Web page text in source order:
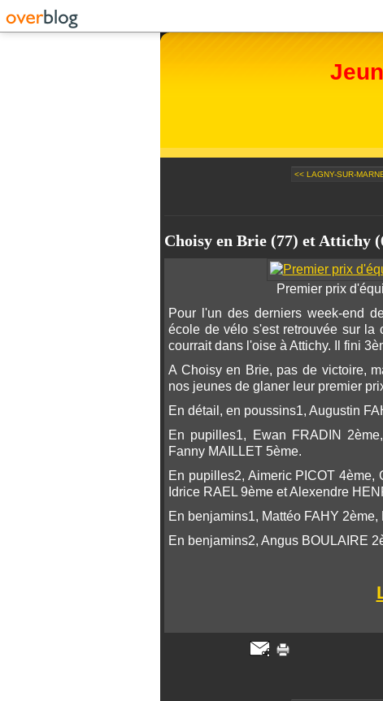
<< LAGNY-SUR-
Choisy en Brie (77) et Attichy
Premier prix
Pour l'un des derniers week-end
école de vélo s'est retrouvée sur la
courrait dans l'oise à Attichy. Il fini
A Choisy en Brie, pas de victoire,
nos jeunes de glaner leur premier
En détail, en poussins1, Augustin
En pupilles1, Ewan FRADIN
Fanny MAILLET 5ème.
En pupilles2, Aimeric PICOT 4ème,
Idrice RAEL 9ème et Alexendre
En benjamins1, Mattéo FAHY
En benjamins2, Angus BOULAIRE